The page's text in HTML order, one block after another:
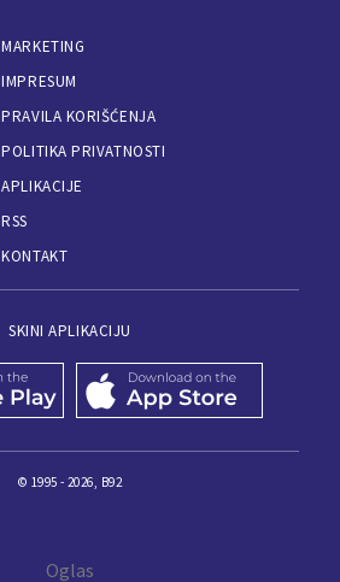
MARKETING
IMPRESUM
PRAVILA KORIŠĆENJA
POLITIKA PRIVATNOSTI
APLIKACIJE
RSS
KONTAKT
SKINI APLIKACIJU
© 1995 - 2026, B92